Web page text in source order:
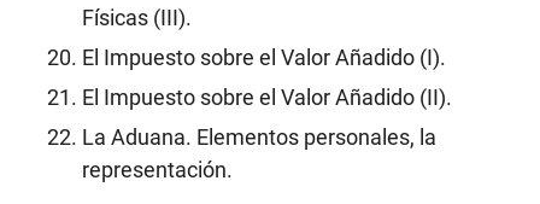
Físicas (III).
El Impuesto sobre el Valor Añadido (I).
El Impuesto sobre el Valor Añadido (II).
La Aduana. Elementos personales, la
representación.